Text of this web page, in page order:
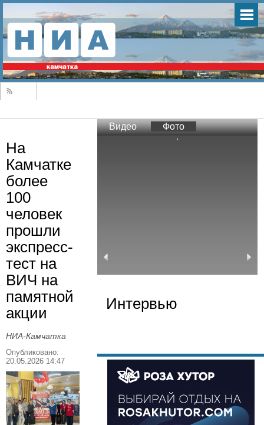
На
Камчатке
более
100
человек
прошли
экспресс-
тест на
ВИЧ на
памятной
акции
НИА-Камчатка
Опубликовано:
20.05.2026 14:47
Видео Фото
Интервью